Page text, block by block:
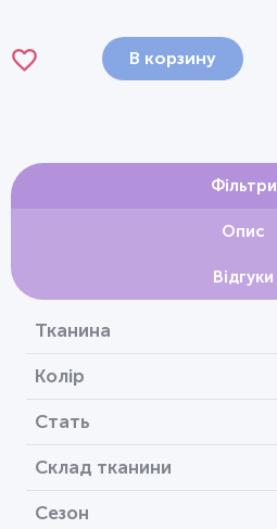
В корзину
Фільтри
Опис
Відгуки
Тканина
Колір
Стать
Склад тканини
Сезон